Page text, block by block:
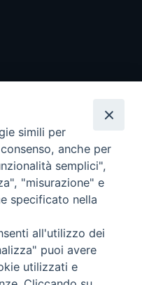
i diritti riservati - Vita
simili per
anche per
semplici",
"misurazione" e
specificato nella
all'utilizzo dei
puoi avere
utilizzati e